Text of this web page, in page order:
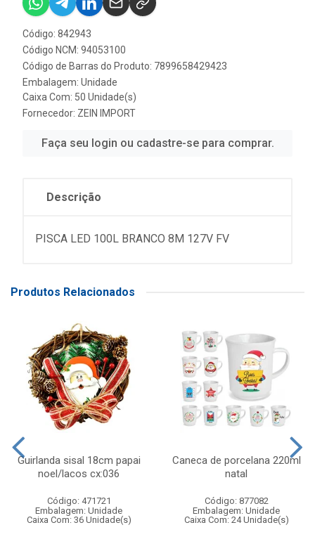
Código: 842943
Código NCM: 94053100
Código de Barras do Produto: 7899658429423
Embalagem: Unidade
Caixa Com: 50 Unidade(s)
Fornecedor: ZEIN IMPORT
Faça seu login ou cadastre-se para comprar.
Descrição
PISCA LED 100L BRANCO 8M 127V FV
Produtos Relacionados
Guirlanda sisal 18cm papai
noel/lacos cx:036
Código: 471721
Embalagem: Unidade
Caixa Com: 36 Unidade(s)
Caneca de porcelana 220ml
natal
Código: 877082
Embalagem: Unidade
Caixa Com: 24 Unidade(s)